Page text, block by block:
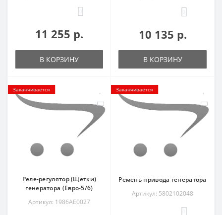
11 255 р.
В КОРЗИНУ
10 135 р.
В КОРЗИНУ
Заканчивается
Реле-регулятор (Щетки)
генератора (Евро-5/6)
Артикул: 1986AE0027
Заканчивается
Ремень привода генератора
Артикул: 5802102048